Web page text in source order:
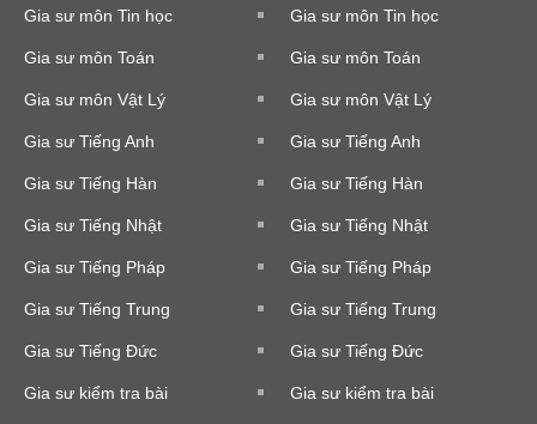
Gia sư môn Tin học Gia sư môn Tin học
Gia sư môn Toán Gia sư môn Toán
Gia sư môn Vật Lý Gia sư môn Vật Lý
Gia sư Tiếng Anh Gia sư Tiếng Anh
Gia sư Tiếng Hàn Gia sư Tiếng Hàn
Gia sư Tiếng Nhật Gia sư Tiếng Nhật
Gia sư Tiếng Pháp Gia sư Tiếng Pháp
Gia sư Tiếng Trung Gia sư Tiếng Trung
Gia sư Tiếng Đức Gia sư Tiếng Đức
Gia sư kiểm tra bài Gia sư kiểm tra bài